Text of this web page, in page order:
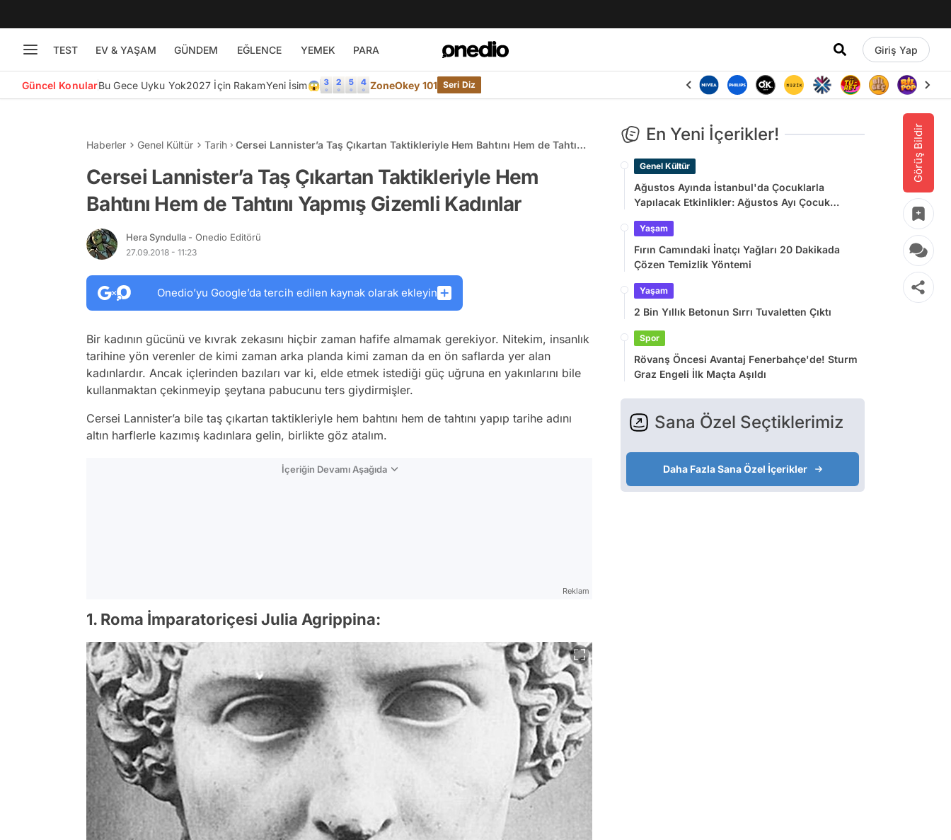
TEST EV & YAŞAM GÜNDEM EĞLENCE YEMEK PARA Giriş Yap
Güncel KonularBu Gece Uyku Yok2027 İçin RakamYeni İsim😱 ZoneOkey 101 Seri Diz
Görüş Bildir
Haberler Genel Kültür Tarih
Cersei Lannister’a Taş Çıkartan Taktikleriyle Hem Bahtını Hem de Tahtını
Cersei Lannister’a Taş Çıkartan Taktikleriyle Hem
Bahtını Hem de Tahtını Yapmış Gizemli Kadınlar
Hera Syndulla - Onedio Editörü
27.09.2018 - 11:23
Onedio’yu Google’da tercih edilen kaynak olarak ekleyin
Bir kadının gücünü ve kıvrak zekasını hiçbir zaman hafife almamak gerekiyor. Nitekim, insanlık
tarihine yön verenler de kimi zaman arka planda kimi zaman da en ön saflarda yer alan
kadınlardır. Ancak içlerinden bazıları var ki, elde etmek istediği güç uğruna en yakınlarını bile
kullanmaktan çekinmeyip şeytana pabucunu ters giydirmişler.
Cersei Lannister’a bile taş çıkartan taktikleriyle hem bahtını hem de tahtını yapıp tarihe adını
altın harflerle kazımış kadınlara gelin, birlikte göz atalım.
İçeriğin Devamı Aşağıda
Reklam
1. Roma İmparatoriçesi Julia Agrippina:
En Yeni İçerikler!
Genel Kültür
Ağustos Ayında İstanbul'da Çocuklarla
Yapılacak Etkinlikler: Ağustos Ayı Çocuk
Yaşam
Fırın Camındaki İnatçı Yağları 20 Dakikada
Çözen Temizlik Yöntemi
Yaşam
2 Bin Yıllık Betonun Sırrı Tuvaletten Çıktı
Spor
Rövanş Öncesi Avantaj Fenerbahçe'de! Sturm
Graz Engeli İlk Maçta Aşıldı
Sana Özel Seçtiklerimiz
Daha Fazla Sana Özel İçerikler